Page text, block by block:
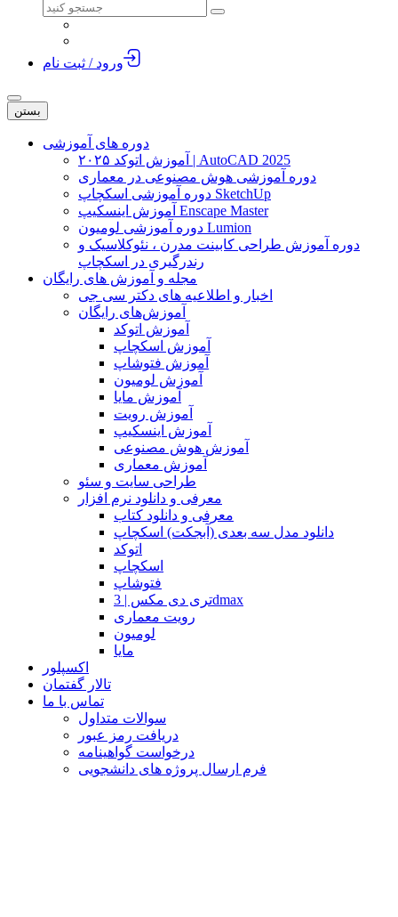
ورود / ثبت نام
بستن
دوره های آموزشی
آموزش اتوکد ۲۰۲۵ | AutoCAD 2025
دوره آموزشی هوش مصنوعی در معماری
دوره آموزشی اسکچاپ SketchUp
آموزش اینسکیپ Enscape Master
دوره آموزشی لومیون Lumion
دوره آموزش طراحی کابینت مدرن ، نئوکلاسیک و
رندرگیری در اسکچاپ
مجله و آموزش های رایگان
اخبار و اطلاعیه های دکتر سی جی
آموزش‌های رایگان
آموزش اتوکد
آموزش اسکچاپ
آموزش فتوشاپ
آموزش لومیون
آموزش مایا
آموزش رویت
آموزش اینسکیپ
آموزش هوش مصنوعی
آموزش معماری
طراحی سایت و سئو
معرفی و دانلود نرم افزار
معرفی و دانلود کتاب
دانلود مدل سه بعدی (آبجکت) اسکچاپ
اتوکد
اسکچاپ
فتوشاپ
تری دی مکس | 3dmax
رویت معماری
لومیون
مایا
اکسپلور
تالار گفتمان
تماس با ما
سوالات متداول
دریافت رمز عبور
درخواست گواهینامه
فرم ارسال پروژه های دانشجویی